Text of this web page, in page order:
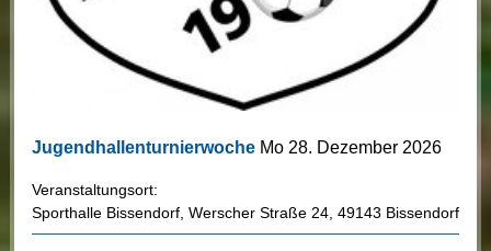
Jugendhallenturnierwoche Mo 28. Dezember 2026
Veranstaltungsort:
Sporthalle Bissendorf, Werscher Straße 24, 49143 Bissendorf